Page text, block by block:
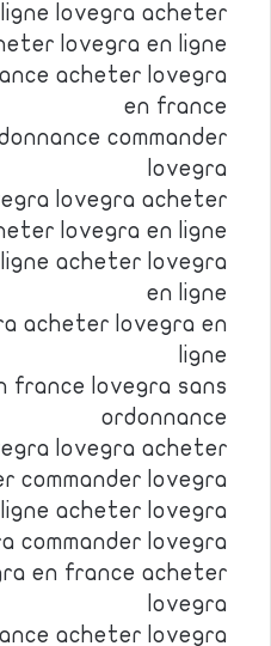
lovegra acheter
lovegra en ligne
acheter lovegra
en france
commander
lovegra
lovegra acheter
lovegra en ligne
acheter lovegra
en ligne
acheter lovegra en
ligne
france lovegra sans
ordonnance
lovegra acheter
commander lovegra
acheter lovegra
commander lovegra
en france acheter
lovegra
acheter lovegra